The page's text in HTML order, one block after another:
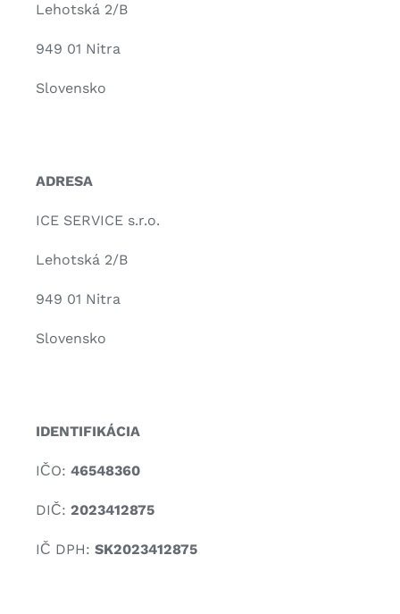
Lehotská 2/B
949 01 Nitra
Slovensko
ADRESA
ICE SERVICE s.r.o.
Lehotská 2/B
949 01 Nitra
Slovensko
IDENTIFIKÁCIA
IČO: 46548360
DIČ: 2023412875
IČ DPH: SK2023412875